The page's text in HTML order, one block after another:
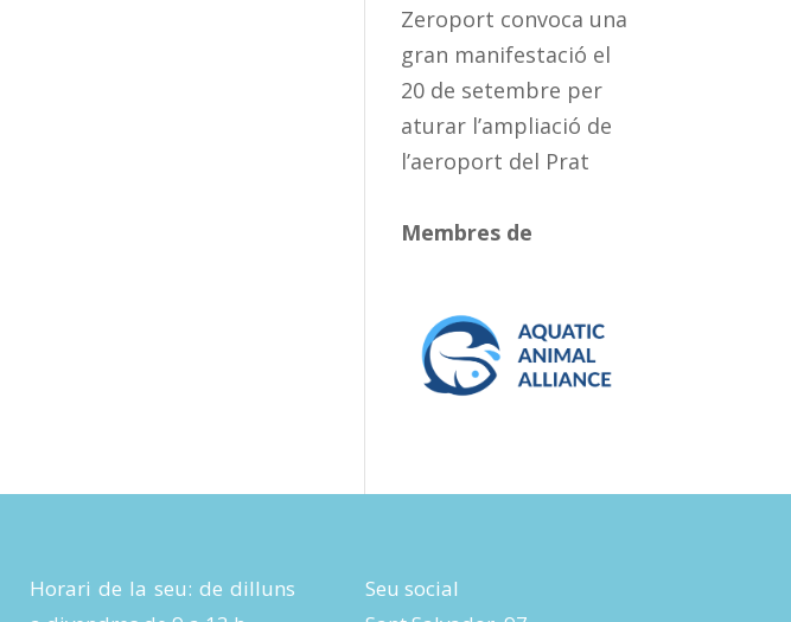
Zeroport convoca una
gran manifestació el
20 de setembre per
aturar l’ampliació de
l’aeroport del Prat
Membres de
Horari de la seu: de dilluns
Seu social